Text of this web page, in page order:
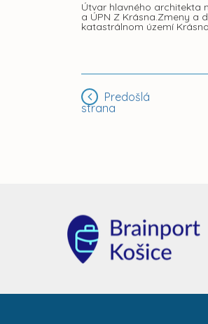
Útvar hlavného architekta
a ÚPN Z Krásna.Zmeny a
katastrálnom území
Predošlá
strana